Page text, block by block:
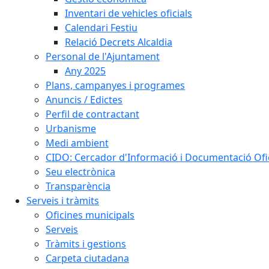
Inventari de vehicles oficials
Calendari Festiu
Relació Decrets Alcaldia
Personal de l'Ajuntament
Any 2025
Plans, campanyes i programes
Anuncis / Edictes
Perfil de contractant
Urbanisme
Medi ambient
CIDO: Cercador d'Informació i Documentació
Seu electrònica
Transparència
Serveis i tràmits
Oficines municipals
Serveis
Tràmits i gestions
Carpeta ciutadana